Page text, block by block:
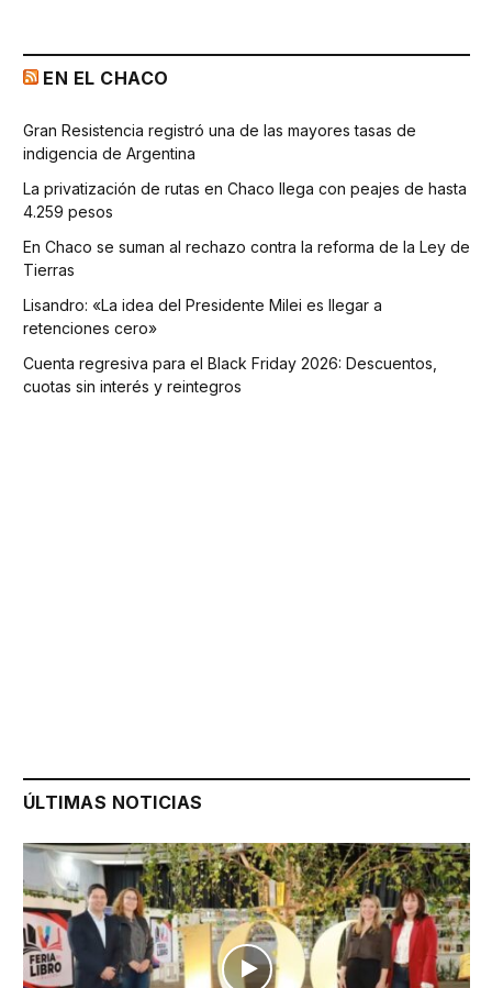
EN EL CHACO
Gran Resistencia registró una de las mayores tasas de
indigencia de Argentina
La privatización de rutas en Chaco llega con peajes de hasta
4.259 pesos
En Chaco se suman al rechazo contra la reforma de la Ley de
Tierras
Lisandro: «La idea del Presidente Milei es llegar a
retenciones cero»
Cuenta regresiva para el Black Friday 2026: Descuentos,
cuotas sin interés y reintegros
ÚLTIMAS NOTICIAS